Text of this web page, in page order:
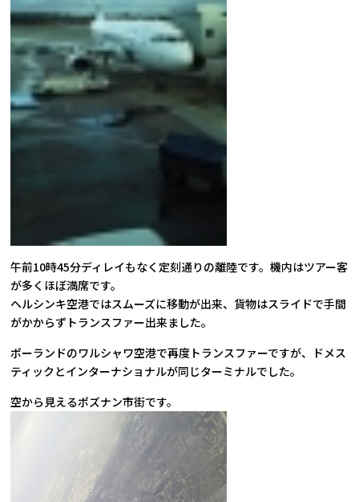
午前10時45分ディレイもなく定刻通りの離陸です。機内はツアー客
が多くほぼ満席です。
ヘルシンキ空港ではスムーズに移動が出来、貨物はスライドで手間
がかからずトランスファー出来ました。
ポーランドのワルシャワ空港で再度トランスファーですが、ドメス
ティックとインターナショナルが同じターミナルでした。
空から見えるポズナン市街です。